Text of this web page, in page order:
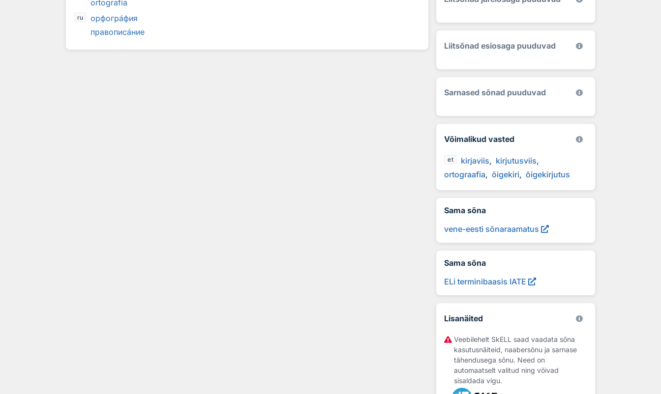
ortografia
ru орфография
прaвопиcание
Liitsõnad esiosaga puuduvad
Sarnased sõnad puuduvad
Võimalikud vasted
et kirjaviis
kirjutusviis
ortograafia
õigekiri õigekirjutus
Sama sõna
vene-eesti sõnaraamatus
Sama sõna
ELi terminibaasis IATE
Lisanäited
Veebilehelt SkELL saad vaadata sõna
kasutusnäiteid, naabersõnu ja sarnase
tähendusega sõnu. Need on
automaatselt valitud ning võivad
sisaldada vigu.